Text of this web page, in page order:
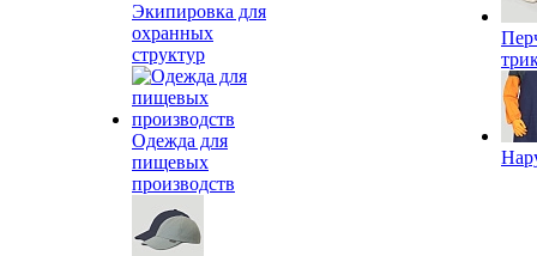
Экипировка для
охранных
структур
Одежда для
пищевых
производств